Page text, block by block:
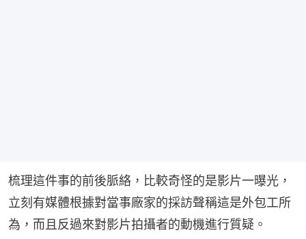
梳理這件事的前後脈絡，比較奇怪的是影片一曝光，
立刻有媒體根據對當事廠家的採訪聲稱這是外包工所
為，而且反過來對影片拍攝者的動機進行質疑。